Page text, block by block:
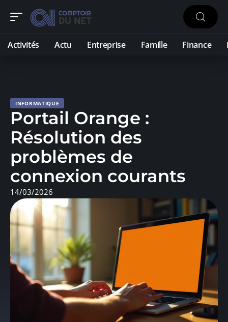
Activités Actu Entreprise Famille Finance
INFORMATIQUE
Portail Orange :
Résolution des
problèmes de
connexion courants
14/03/2026